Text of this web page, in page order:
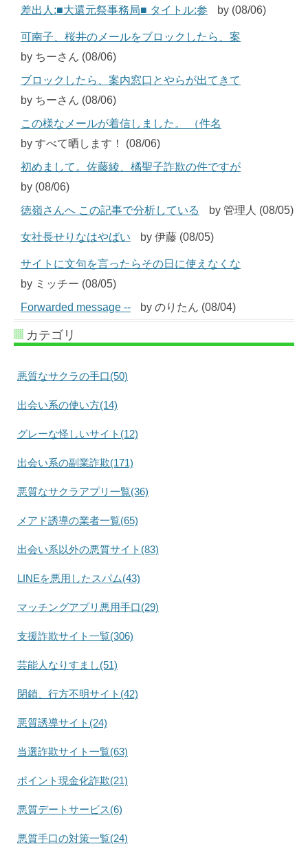
差出人:■大還元祭事務局■ タイトル:参
by (08/06)
可南子、桜井のメールをブロックしたら、案
by ちーさん (08/06)
ブロックしたら、案内窓口とやらが出てきて
by ちーさん (08/06)
この様なメールが着信しました。 （件名
by すべて晒します！ (08/06)
初めまして。佐藤綾、橘聖子詐欺の件ですが
by (08/06)
徳嶺さんへ この記事で分析している
by 管理人 (08/05)
女社長せりなはやばい by 伊藤 (08/05)
サイトに文句を言ったらその日に使えなくな
by ミッチー (08/05)
Forwarded message --
by のりたん (08/04)
カテゴリ
悪質なサクラの手口(50)
出会い系の使い方(14)
グレーな怪しいサイト(12)
出会い系の副業詐欺(171)
悪質なサクラアプリ一覧(36)
メアド誘導の業者一覧(65)
出会い系以外の悪質サイト(83)
LINEを悪用したスパム(43)
マッチングアプリ悪用手口(29)
支援詐欺サイト一覧(306)
芸能人なりすまし(51)
閉鎖、行方不明サイト(42)
悪質誘導サイト(24)
当選詐欺サイト一覧(63)
ポイント現金化詐欺(21)
悪質デートサービス(6)
悪質手口の対策一覧(24)